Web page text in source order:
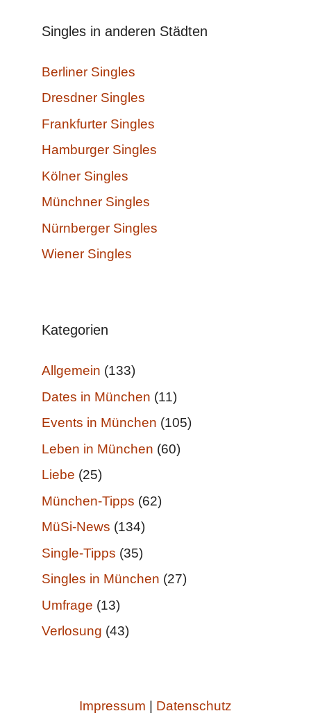
Singles in anderen Städten
Berliner Singles
Dresdner Singles
Frankfurter Singles
Hamburger Singles
Kölner Singles
Münchner Singles
Nürnberger Singles
Wiener Singles
Kategorien
Allgemein (133)
Dates in München (11)
Events in München (105)
Leben in München (60)
Liebe (25)
München-Tipps (62)
MüSi-News (134)
Single-Tipps (35)
Singles in München (27)
Umfrage (13)
Verlosung (43)
Impressum Datenschutz